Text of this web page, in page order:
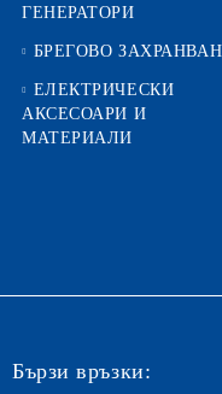
ГЕНЕРАТОРИ
БРЕГОВО
ЕЛЕКТРИЧЕСКИ
АКСЕСОАРИ И
МАТЕРИАЛИ
Бързи връзки: